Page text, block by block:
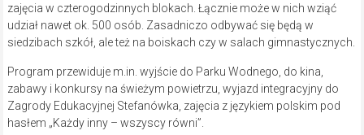
zajęcia w czterogodzinnych blokach. Łącznie może w nich wziąć
udział nawet ok. 500 osób. Zasadniczo odbywać się będą w
siedzibach szkół, ale też na boiskach czy w salach gimnastycznych.
Program przewiduje m.in. wyjście do Parku Wodnego, do kina,
zabawy i konkursy na świeżym powietrzu, wyjazd integracyjny do
Zagrody Edukacyjnej Stefanówka, zajęcia z językiem polskim pod
hasłem „Każdy inny – wszyscy równi”.